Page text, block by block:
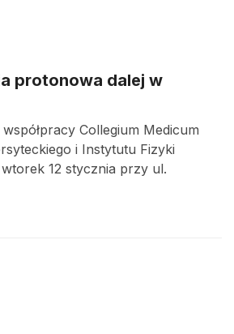
protonowa dalej w
Collegium Medicum
i Instytutu Fizyki
12 stycznia przy ul.